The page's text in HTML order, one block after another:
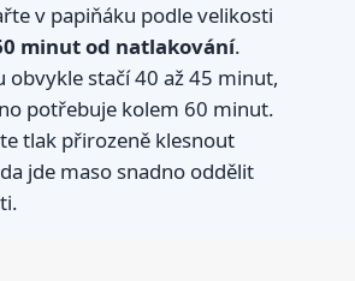
v papiňáku podle velikosti
minut od natlakování.
obvykle stačí 40 až 45 minut,
potřebuje kolem 60 minut.
tlak přirozeně klesnout
jde maso snadno oddělit